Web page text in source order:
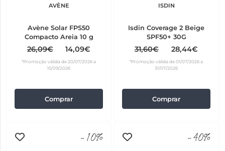
AVÈNE
Avène Solar FPS50
Compacto Areia 10 g
26,09€ 14,09€
*Promoção válida de 20/07/2026 a
15/09/2026
Comprar
ISDIN
Isdin Coverage 2 Beige
SPF50+ 30G
31,60€ 28,44€
*Promoção válida de 01/07/2026 a
31/07/2026
Comprar
-10% -40%